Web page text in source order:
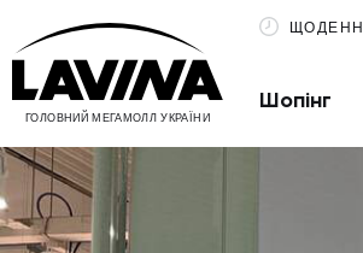
ГОЛОВНИЙ МЕГАМОЛЛ УКРАЇНИ
Шопінг